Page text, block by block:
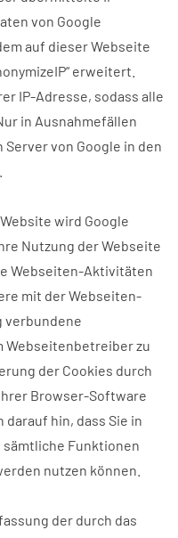
von Google
auf dieser Webseite
erweitert.
IP-Adresse, sodass alle
in Ausnahmefällen
von Google in den
wird Google
Nutzung der Webseite
Webseiten-Aktivitäten
mit der Webseiten-
verbundene
Webseitenbetreiber zu
der Cookies durch
Browser-Software
hin, dass Sie in
Funktionen
nutzen können.
der durch das